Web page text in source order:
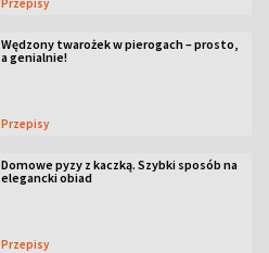
Przepisy
Wędzony twarożek w pierogach – prosto,
a genialnie!
Przepisy
Domowe pyzy z kaczką. Szybki sposób na
elegancki obiad
Przepisy